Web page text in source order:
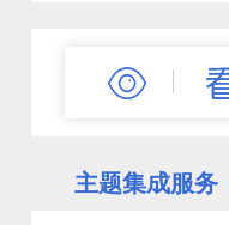
主题集成服务